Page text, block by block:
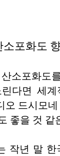
포화도
소포화도
다면 세
오 드시모
좋을 것 같
작년 말 한